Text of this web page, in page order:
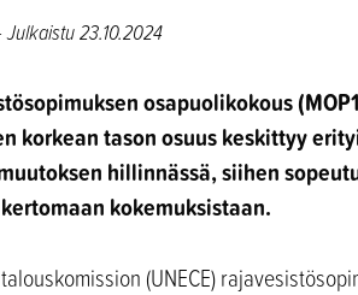
Julkaistu 23.10.2024
osapuolikokous
korkean tason osuus keskittyy
hillinnässä, siihen
kokemuksistaan.
(UNECE)